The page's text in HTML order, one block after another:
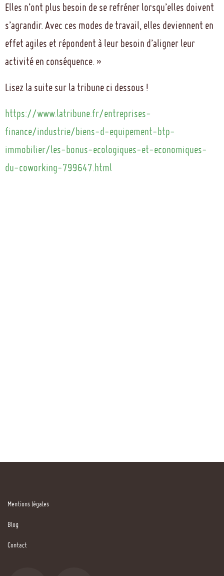
Elles n’ont plus besoin de se refréner lorsqu’elles doivent
s’agrandir. Avec ces modes de travail, elles deviennent en
effet agiles et répondent à leur besoin d’aligner leur
activité en conséquence. »
Lisez la suite sur la tribune ci dessous !
https://www.latribune.fr/entreprises-
finance/industrie/biens-d-equipement-btp-
immobilier/les-bonus-ecologiques-et-economiques-
du-coworking-799647.html
Mentions légales
Blog
Contact